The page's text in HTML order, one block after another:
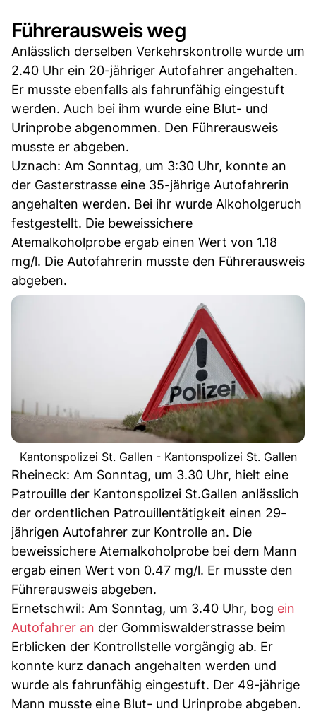
Führerausweis weg
Anlässlich derselben Verkehrskontrolle wurde um
2.40 Uhr ein 20-jähriger Autofahrer angehalten.
Er musste ebenfalls als fahrunfähig eingestuft
werden. Auch bei ihm wurde eine Blut- und
Urinprobe abgenommen. Den Führerausweis
musste er abgeben.
Uznach: Am Sonntag, um 3:30 Uhr, konnte an
der Gasterstrasse eine 35-jährige Autofahrerin
angehalten werden. Bei ihr wurde Alkoholgeruch
festgestellt. Die beweissichere
Atemalkoholprobe ergab einen Wert von 1.18
mg/l. Die Autofahrerin musste den Führerausweis
abgeben.
Kantonspolizei St. Gallen - Kantonspolizei St. Gallen
Rheineck: Am Sonntag, um 3.30 Uhr, hielt eine
Patrouille der Kantonspolizei St.Gallen anlässlich
der ordentlichen Patrouillentätigkeit einen 29-
jährigen Autofahrer zur Kontrolle an. Die
beweissichere Atemalkoholprobe bei dem Mann
ergab einen Wert von 0.47 mg/l. Er musste den
Führerausweis abgeben.
Ernetschwil: Am Sonntag, um 3.40 Uhr, bog ein
Autofahrer an der Gommiswalderstrasse beim
Erblicken der Kontrollstelle vorgängig ab. Er
konnte kurz danach angehalten werden und
wurde als fahrunfähig eingestuft. Der 49-jährige
Mann musste eine Blut- und Urinprobe abgeben.